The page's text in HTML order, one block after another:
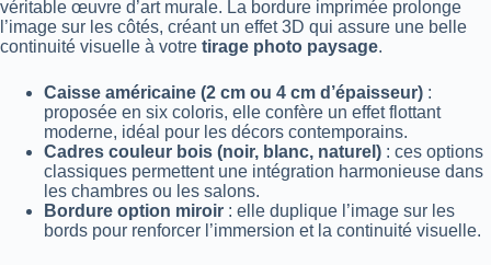
véritable œuvre d’art murale. La bordure imprimée prolonge
l’image sur les côtés, créant un effet 3D qui assure une belle
continuité visuelle à votre tirage photo paysage.
Caisse américaine (2 cm ou 4 cm d’épaisseur) :
proposée en six coloris, elle confère un effet flottant
moderne, idéal pour les décors contemporains.
Cadres couleur bois (noir, blanc, naturel) : ces options
classiques permettent une intégration harmonieuse dans
les chambres ou les salons.
Bordure option miroir : elle duplique l’image sur les
bords pour renforcer l’immersion et la continuité visuelle.